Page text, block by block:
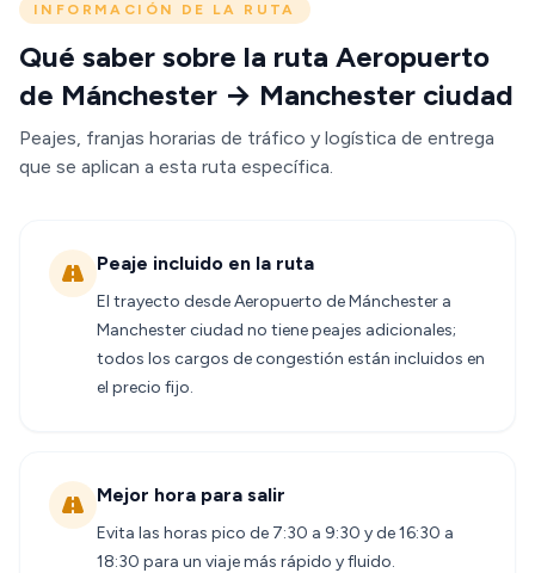
INFORMACIÓN DE LA RUTA
Qué saber sobre la ruta Aeropuerto
de Mánchester → Manchester ciudad
Peajes, franjas horarias de tráfico y logística de entrega
que se aplican a esta ruta específica.
Peaje incluido en la ruta
El trayecto desde Aeropuerto de Mánchester a
Manchester ciudad no tiene peajes adicionales;
todos los cargos de congestión están incluidos en
el precio fijo.
Mejor hora para salir
Evita las horas pico de 7:30 a 9:30 y de 16:30 a
18:30 para un viaje más rápido y fluido.